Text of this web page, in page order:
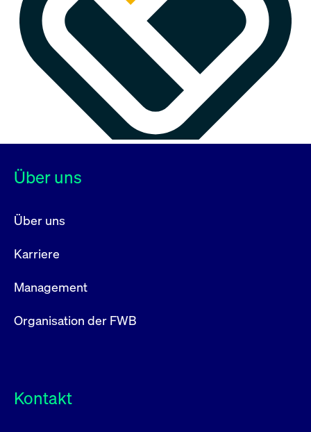
Über uns
Über uns
Karriere
Management
Organisation der FWB
Kontakt